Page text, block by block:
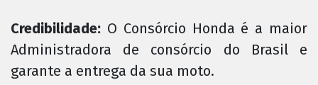
Credibilidade: O Consórcio Honda é a maior
Administradora de consórcio do Brasil e
garante a entrega da sua moto.